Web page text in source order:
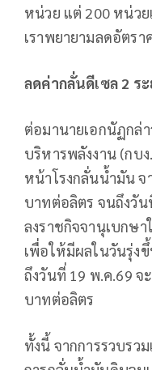
หน่วย แต่ 200 หน่ว
เราพยายามลดอัตร
ลดค่ากลั่นดีเซล 2 ร
ต่อมานายเอกนัฏกล่
บริหารพลังงาน (กบ
หน้าโรงกลั่นน้ำมัน จ
บาทต่อลิตร จนถึงวั
ลงราชกิจจานุเบกษ
เพื่อให้มีผลในวันรุ่ง
ถึงวันที่ 19 พ.ค.69 จ
บาทต่อลิตร
ทั้งนี้ จากการรวบรว